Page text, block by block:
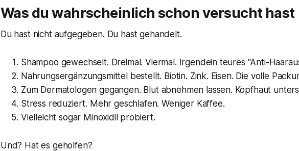
Was du wahrscheinlich schon versucht hast
Du hast nicht aufgegeben. Du hast gehandelt.
Shampoo gewechselt. Dreimal. Viermal. Irgendein teures "Anti-
Nahrungsergänzungsmittel bestellt. Biotin. Zink. Eisen. Die volle
Zum Dermatologen gegangen. Blut abnehmen lassen. Kopfhaut
Stress reduziert. Mehr geschlafen. Weniger Kaffee.
Vielleicht sogar Minoxidil probiert.
Und? Hat es geholfen?